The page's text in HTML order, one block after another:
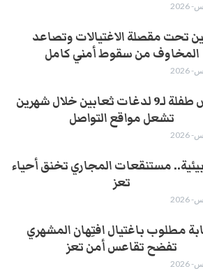
تحت مقصلة الاغتيالات وتصاعد
المخاوف من سقوط أمني كامل
تعرض طفلة لـ9 لدغات ثعابين خلال شهرين
تشعل مواقع التواصل
مستنقعات المجاري تخنق أحياء
تعز
مطلوب باغتيال افتِهان المشهري
تفضح تقاعس أمن تعز